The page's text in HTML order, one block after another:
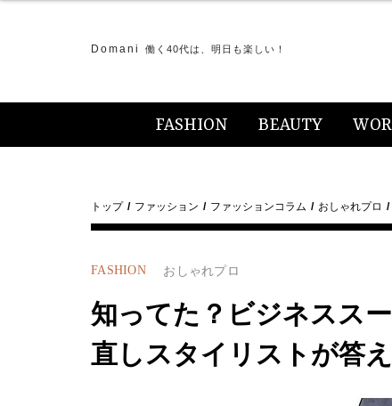
Domani 働く40代は、明日も楽しい！
FASHION BEAUTY
トップ ファッション ファッションコラム おしゃれプロ
FASHION おしゃれプロ
知ってた？ビジネスス
直しスタイリストが答